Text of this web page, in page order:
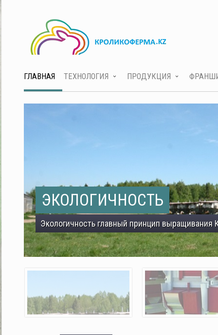
ГЛАВНАЯ ТЕХНОЛОГИЯ ПРОДУКЦИЯ
ЭКОЛОГИЧНОСТЬ
Экологичность главный принцип выращивания